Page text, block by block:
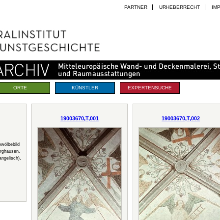
PARTNER URHEBERRECHT
ORTE KÜNSTLER EXPERTENSUCHE
19003670,T,001 19003670,T,002